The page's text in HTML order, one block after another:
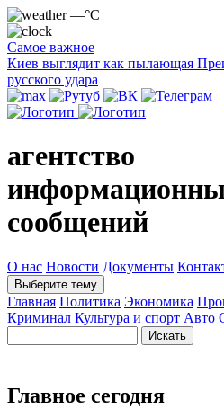
—°C
Самое важное
Киев выглядит как пылающая
русского удара
агентство
сообщений
О нас Новости Документы
Выберите тему
Главная Политика Экономика
Криминал Культура и спорт Авто
Главное сегодня